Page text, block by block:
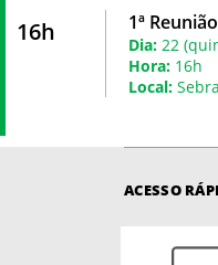
16h 1ª
Dia: 22
Hora: 16h
Local:
ACESSO